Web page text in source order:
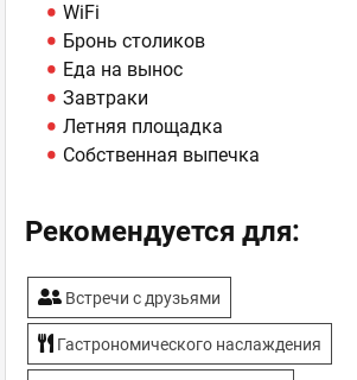
WiFi
Бронь столиков
Еда на вынос
Завтраки
Летняя площадка
Собственная выпечка
Рекомендуется для:
Встречи с друзьями
Гастрономического наслаждения